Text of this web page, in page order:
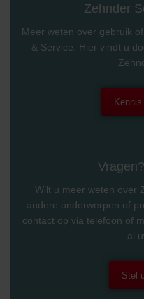
Zehnder
Meer weten over gebruik
& Service. Hier vindt u
Wilt u meer weten over
andere onderwerpen of
contact op via telefoon of
al
Stel